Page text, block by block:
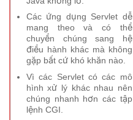
Các ứng dụng Servlet dễ
mang theo và có thể
chuyển chúng sang hệ
điều hành khác mà không
gặp bất cứ khó khăn nào.
Vì các Servlet có các mô
hình xử lý khác nhau nên
chúng nhanh hơn các tập
lệnh CGI.